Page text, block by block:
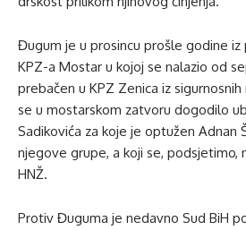
Đugum je u prosincu prošle godine iz
KPZ-a Mostar u kojoj se nalazio od
prebačen u KPZ Zenica iz
se u mostarskom zatvoru dogodilo
Sadikovića za koje je optužen Adnan
njegove grupe, a koji se, podsjetimo,
HNŽ.
Protiv Đuguma je nedavno Sud BiH